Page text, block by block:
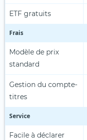
ETF gratuits
Frais
Modèle de prix
standard
Gestion du compte-
titres
Service
Facile à déclarer